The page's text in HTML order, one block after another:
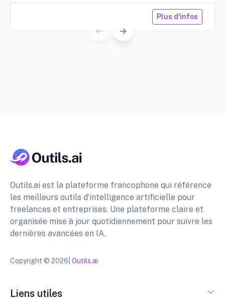
Plus d'infos
Outils.ai est la plateforme francophone qui référence
les meilleurs outils d’intelligence artificielle pour
freelances et entreprises. Une plateforme claire et
organisée mise à jour quotidiennement pour suivre les
dernières avancées en IA.
Copyright © 2026| Outils.ai
Liens utiles